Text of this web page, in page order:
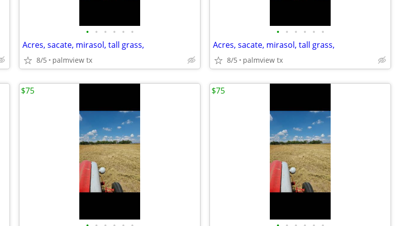
• • • • • •
Acres, sacate, mirasol, tall grass,
8/5 palmview tx
• • • • • •
Acres, sacate, mirasol, tall grass,
8/5 palmview tx
$75 $75